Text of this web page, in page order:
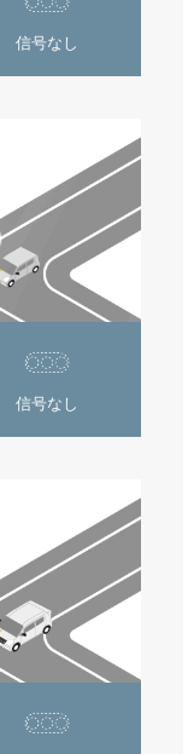
信号なし
信号なし